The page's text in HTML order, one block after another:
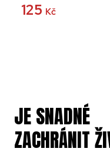
125 Kč
JE SNADNÉ
ZACHRÁNIT